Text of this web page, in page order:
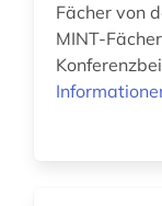
Fächer von
MINT-